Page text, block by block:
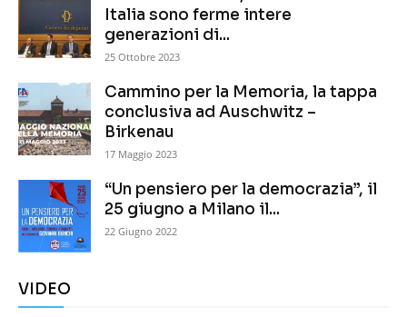
Italia sono ferme intere
generazioni di...
25 Ottobre 2023
Cammino per la Memoria, la tappa
conclusiva ad Auschwitz –
Birkenau
17 Maggio 2023
“Un pensiero per la democrazia”, il
25 giugno a Milano il...
22 Giugno 2022
VIDEO